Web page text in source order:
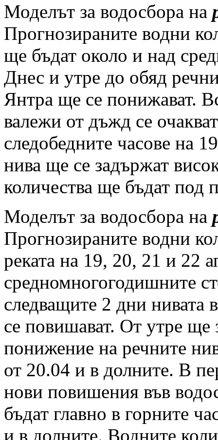
Моделът за водосбора на
Прогнозираните водни
ще бъдат около и над
Днес и утре до обяд
Янтра ще се понижават.
валежи от дъжд се
следобедните часове на
нива ще се задържат
количества ще бъдат под
Моделът за водосбора на
Прогнозираните водни
реката на 19, 20, 21 и 22
средномногогодишните
следващите 2 дни нивата
се повишават. От утре ще
понижение на речните
от 20.04 и в долните. В
нови повишения във
бъдат главно в горните
и в долните. Водните